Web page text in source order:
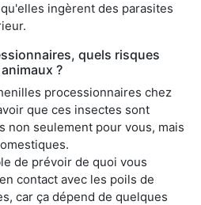
ingèrent des parasites
quels risques
?
processionnaires chez
que ces insectes sont
non seulement pour vous, mais
de prévoir de quoi vous
contact avec les poils de
car ça dépend de quelques